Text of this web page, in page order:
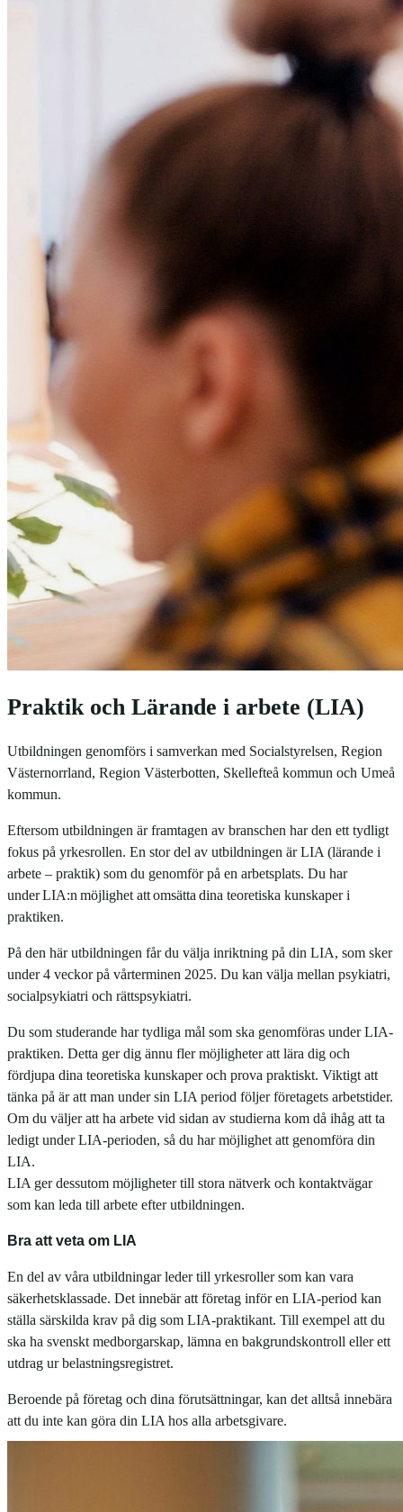
Praktik och Lärande i arbete (LIA)
Utbildningen genomförs i samverkan med Socialstyrelsen, Region
Västernorrland, Region Västerbotten, Skellefteå kommun och Umeå
kommun.
Eftersom utbildningen är framtagen av branschen har den ett tydligt
fokus på yrkesrollen. En stor del av utbildningen är LIA (lärande i
arbete – praktik) som du genomför på en arbetsplats. Du har
underLIA:n möjlighet attomsätta dina teoretiska kunskaper i
praktiken.
På den här utbildningen får du välja inriktning på din LIA, som sker
under 4 veckor på vårterminen 2025. Du kan välja mellan psykiatri,
socialpsykiatri och rättspsykiatri.
Du som studerande har tydliga mål som ska genomföras under LIA-
praktiken. Detta ger dig ännu fler möjligheter att lära dig och
fördjupa dina teoretiska kunskaper och prova praktiskt. Viktigt att
tänka på är att man under sin LIA period följer företagets arbetstider.
Om du väljer att ha arbete vid sidan av studierna kom då ihåg att ta
ledigt under LIA-perioden, så du har möjlighet att genomföra din
LIA.
LIA ger dessutom möjligheter till stora nätverk och kontaktvägar
som kan leda till arbete efter utbildningen.
Bra att veta om LIA
En del av våra utbildningar leder till yrkesroller som kan vara
säkerhetsklassade. Det innebär att företag inför en LIA-period kan
ställa särskilda krav på dig som LIA-praktikant. Till exempel att du
ska ha svenskt medborgarskap, lämna en bakgrundskontroll eller ett
utdrag ur belastningsregistret.
Beroende på företag och dina förutsättningar, kan det alltså innebära
att du inte kan göra din LIA hos alla arbetsgivare.